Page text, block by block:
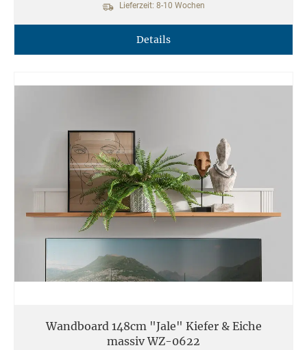
Lieferzeit: 8-10 Wochen
Details
Wandboard 148cm "Jale" Kiefer & Eiche
massiv WZ-0622